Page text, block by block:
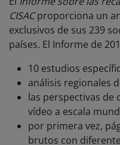
CISACproporciona un
exclusivos de sus 239
países. El Informe de
10 estudios
análisis regionales
las perspectivas de
vídeo a escala
por primera vez,
brutos con